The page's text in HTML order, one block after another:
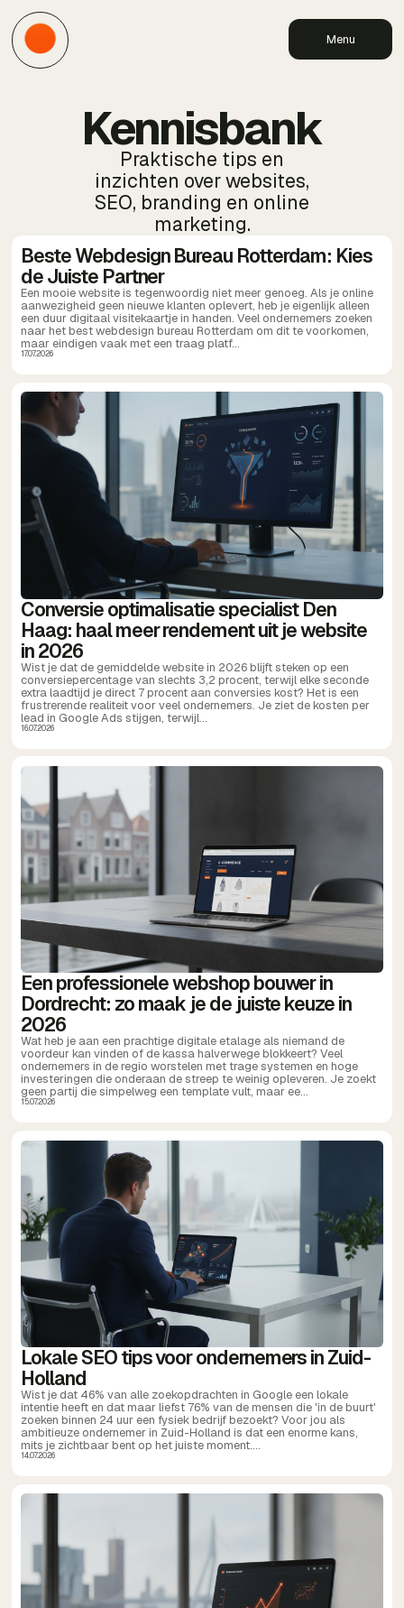
Menu
Kennisbank
Praktische tips en
inzichten over websites,
SEO, branding en online
marketing.
Beste Webdesign Bureau Rotterdam: Kies
de Juiste Partner
Een mooie website is tegenwoordig niet meer genoeg. Als je online
aanwezigheid geen nieuwe klanten oplevert, heb je eigenlijk alleen
een duur digitaal visitekaartje in handen. Veel ondernemers zoeken
naar het best webdesign bureau Rotterdam om dit te voorkomen,
maar eindigen vaak met een traag platf...
17.07.2026
Conversie optimalisatie specialist Den
Haag: haal meer rendement uit je website
in 2026
Wist je dat de gemiddelde website in 2026 blijft steken op een
conversiepercentage van slechts 3,2 procent, terwijl elke seconde
extra laadtijd je direct 7 procent aan conversies kost? Het is een
frustrerende realiteit voor veel ondernemers. Je ziet de kosten per
lead in Google Ads stijgen, terwijl...
16.07.2026
Een professionele webshop bouwer in
Dordrecht: zo maak je de juiste keuze in
2026
Wat heb je aan een prachtige digitale etalage als niemand de
voordeur kan vinden of de kassa halverwege blokkeert? Veel
ondernemers in de regio worstelen met trage systemen en hoge
investeringen die onderaan de streep te weinig opleveren. Je zoekt
geen partij die simpelweg een template vult, maar ee...
15.07.2026
Lokale SEO tips voor ondernemers in Zuid-
Holland
Wist je dat 46% van alle zoekopdrachten in Google een lokale
intentie heeft en dat maar liefst 76% van de mensen die 'in de buurt'
zoeken binnen 24 uur een fysiek bedrijf bezoekt? Voor jou als
ambitieuze ondernemer in Zuid-Holland is dat een enorme kans,
mits je zichtbaar bent op het juiste moment....
14.07.2026